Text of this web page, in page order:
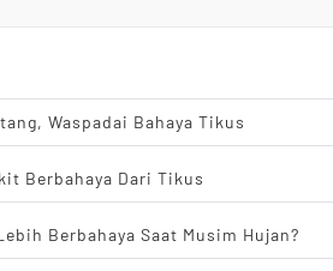
Waspadai Bahaya Tikus
Berbahaya Dari Tikus
Berbahaya Saat Musim Hujan?